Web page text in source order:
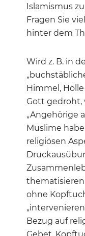
Islamismus
Fragen Sie
hinter dem
Wird z. B. in
Himmel,
Gott gedroht,
„Angehörige
Muslime
religiösen
thematisieren
ohne
Bezug auf